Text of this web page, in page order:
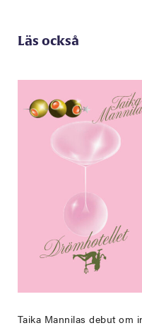
Läs också
Taika Mannilas debut om